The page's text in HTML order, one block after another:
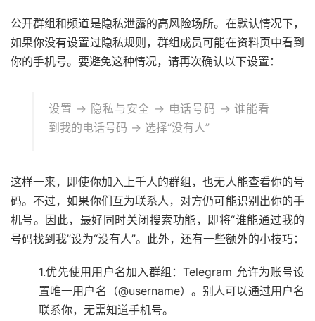
公开群组和频道是隐私泄露的高风险场所。在默认情况下，
如果你没有设置过隐私规则，群组成员可能在资料页中看到
你的手机号。要避免这种情况，请再次确认以下设置：
设置 → 隐私与安全 → 电话号码 → 谁能看
到我的电话号码 → 选择“没有人”
这样一来，即使你加入上千人的群组，也无人能查看你的号
码。不过，如果你们互为联系人，对方仍可能识别出你的手
机号。因此，最好同时关闭搜索功能，即将“谁能通过我的
号码找到我”设为“没有人”。此外，还有一些额外的小技巧：
1.优先使用用户名加入群组 ：Telegram 允许为账号设
置唯一用户名（@username）。别人可以通过用户名
联系你，无需知道手机号。